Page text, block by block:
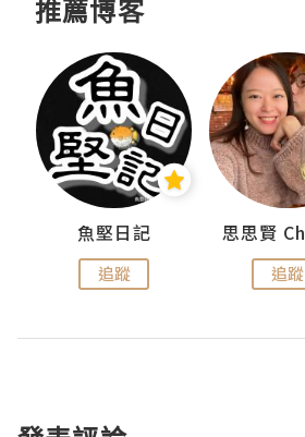
推薦博客
魚堅日記
追蹤 追蹤